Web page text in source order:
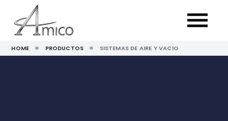
HOME PRODUCTOS SISTEMAS DE AIRE Y VACIO